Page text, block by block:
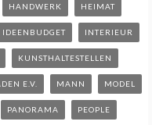
HANDWERK HEIMAT
IDEENBUDGET INTERIEUR
KUNSTHALTESTELLEN
E.V. MANN MODEL
PANORAMA PEOPLE